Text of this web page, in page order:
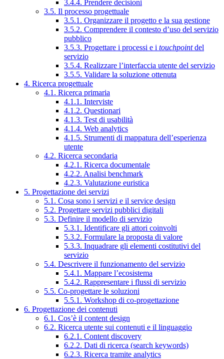
3.4.4. Prendere decisioni
3.5. Il processo progettuale
3.5.1. Organizzare il progetto e la sua gestione
3.5.2. Comprendere il contesto d’uso del servizio
pubblico
3.5.3. Progettare i processi e i touchpointdel
servizio
3.5.4. Realizzare l’interfaccia utente del servizio
3.5.5. Validare la soluzione ottenuta
4. Ricerca progettuale
4.1. Ricerca primaria
4.1.1. Interviste
4.1.2. Questionari
4.1.3. Test di usabilità
4.1.4. Web analytics
4.1.5. Strumenti di mappatura dell’esperienza
utente
4.2. Ricerca secondaria
4.2.1. Ricerca documentale
4.2.2. Analisi benchmark
4.2.3. Valutazione euristica
5. Progettazione dei servizi
5.1. Cosa sono i servizi e il service design
5.2. Progettare servizi pubblici digitali
5.3. Definire il modello di servizio
5.3.1. Identificare gli attori coinvolti
5.3.2. Formulare la proposta di valore
5.3.3. Inquadrare gli elementi costitutivi del
servizio
5.4. Descrivere il funzionamento del servizio
5.4.1. Mappare l’ecosistema
5.4.2. Rappresentare i flussi di servizio
5.5. Co-progettare le soluzioni
5.5.1. Workshop di co-progettazione
6. Progettazione dei contenuti
6.1. Cos’è il content design
6.2. Ricerca utente sui contenuti e il linguaggio
6.2.1. Content discovery
6.2.2. Dati di ricerca (search keywords)
6.2.3. Ricerca tramite analytics